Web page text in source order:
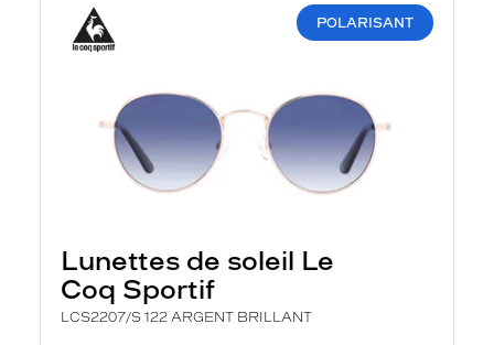
POLARISANT
Lunettes de soleil Le
Coq Sportif
LCS2207/S 122 ARGENT BRILLANT